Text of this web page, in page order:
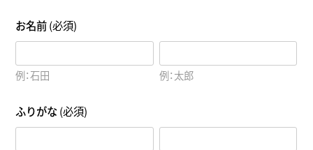
お名前(必須)
例：石田 例：太郎
ふりがな(必須)